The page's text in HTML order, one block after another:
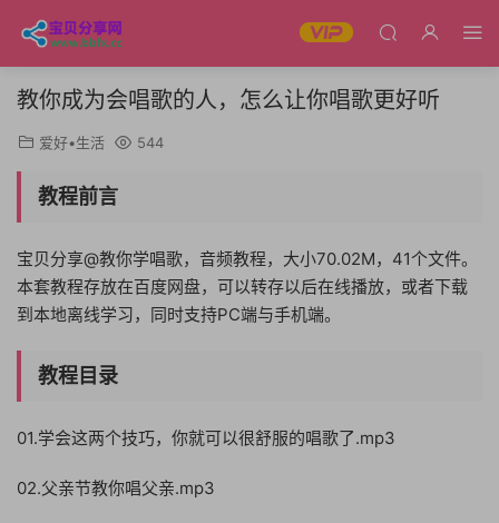
教你成为会唱歌的人，怎么让你唱歌更好听
爱好•生活 544
教程前言
宝贝分享@教你学唱歌，音频教程，大小70.02M，41个文件。
本套教程存放在百度网盘，可以转存以后在线播放，或者下载
到本地离线学习，同时支持PC端与手机端。
教程目录
01.学会这两个技巧，你就可以很舒服的唱歌了.mp3
02.父亲节教你唱父亲.mp3